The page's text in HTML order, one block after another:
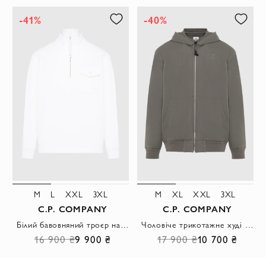
-41%
M L XXL 3XL
C.P. COMPANY
Білий бавовняний троєр на блискавці з кишенею
16 900 ₴9 900 ₴
-40%
M XL XXL 3XL
C.P. COMPANY
Чоловіче трикотажне худі на блискавці з капюшоном у сірому відтінку
17 900 ₴10 700 ₴